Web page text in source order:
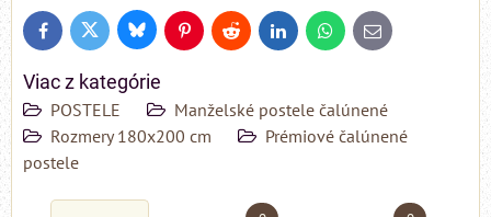
FacebookTwitter BlueskyPinterestReddit LinkedInWhatsApp
E-
mail
Viac z kategórie
POSTELE
Manželské postele čalúnené
Rozmery 180x200 cm
Prémiové čalúnené
postele